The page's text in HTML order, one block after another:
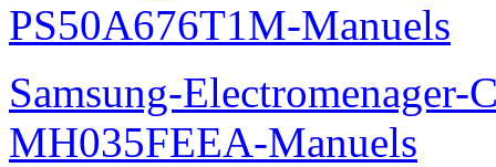
PS50A676T1M-Manuels
Samsung-Electromenager-
MH035FEEA-Manuels